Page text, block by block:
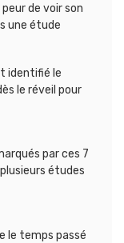
de voir son
une étude
identifié le
le réveil pour
par ces 7
études
le temps passé